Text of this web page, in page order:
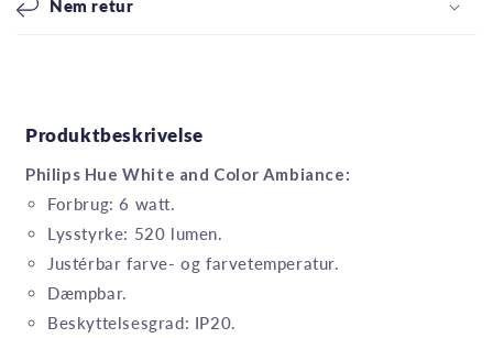
Nem retur
Produktbeskrivelse
Philips Hue White and Color Ambiance:
Forbrug: 6 watt.
Lysstyrke: 520 lumen.
Justérbar farve- og farvetemperatur.
Dæmpbar.
Beskyttelsesgrad: IP20.